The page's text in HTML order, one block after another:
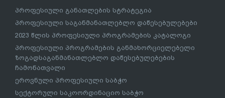
პროფესიული განათლების სტრატეგია
პროფესიული საგანმანათლებლო დაწესებულებები
2023 წლის პროფესიული პროგრამების კატალოგი
პროფესიული პროგრამების განმახორციელებელი
ზოგადსაგანმანათლებლო დაწესებულებების
ჩამონათვალი
ეროვნული პროფესიული საბჭო
სექტორული საკოორდინაციო საბჭო